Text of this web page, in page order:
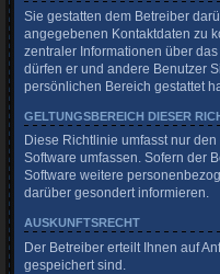
Sie gestatten dem Betreiber
angegebenen Kontaktdaten zu
zentraler Informationen über
dürfen er und andere Benutzer
persönlichen Bereich gestattet
GELTUNGSBEREICH DIESER
Diese Richtlinie umfasst nur
Software umfassen. Sofern der
Software weitere
darüber gesondert informieren.
AUSKUNFTSRECHT
Der Betreiber erteilt Ihnen auf
gespeichert sind.